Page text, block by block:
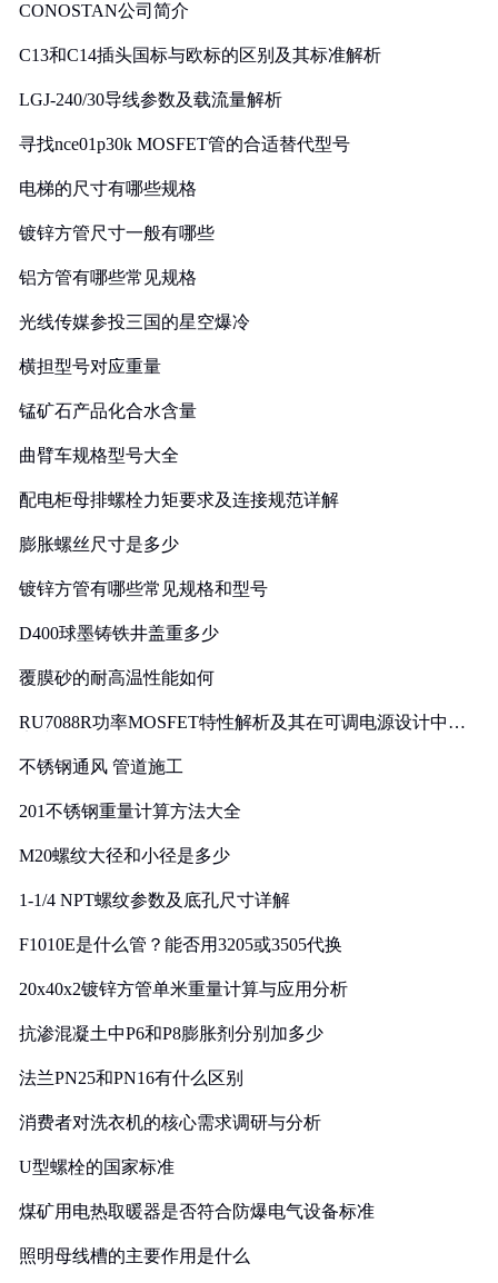
CONOSTAN公司简介
C13和C14插头国标与欧标的区别及其标准解析
LGJ-240/30导线参数及载流量解析
寻找nce01p30k MOSFET管的合适替代型号
电梯的尺寸有哪些规格
镀锌方管尺寸一般有哪些
铝方管有哪些常见规格
光线传媒参投三国的星空爆冷
横担型号对应重量
锰矿石产品化合水含量
曲臂车规格型号大全
配电柜母排螺栓力矩要求及连接规范详解
膨胀螺丝尺寸是多少
镀锌方管有哪些常见规格和型号
D400球墨铸铁井盖重多少
覆膜砂的耐高温性能如何
RU7088R功率MOSFET特性解析及其在可调电源设计中的
不锈钢通风 管道施工
201不锈钢重量计算方法大全
M20螺纹大径和小径是多少
1-1/4 NPT螺纹参数及底孔尺寸详解
F1010E是什么管？能否用3205或3505代换
20x40x2镀锌方管单米重量计算与应用分析
抗渗混凝土中P6和P8膨胀剂分别加多少
法兰PN25和PN16有什么区别
消费者对洗衣机的核心需求调研与分析
U型螺栓的国家标准
煤矿用电热取暖器是否符合防爆电气设备标准
照明母线槽的主要作用是什么